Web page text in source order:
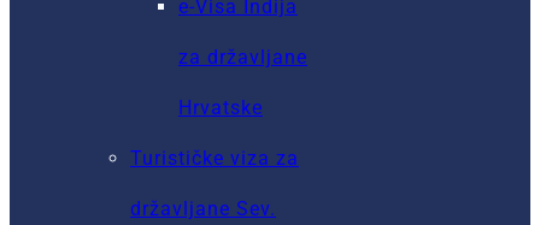
e-Visa Indija
za državljane
Hrvatske
Turističke viza za
državljane Sev.